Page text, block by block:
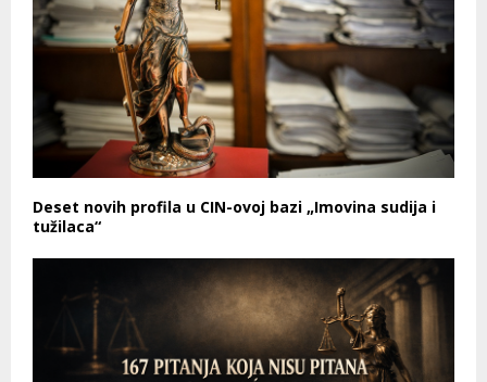
Deset novih profila u CIN-ovoj bazi „Imovina sudija i
tužilaca“